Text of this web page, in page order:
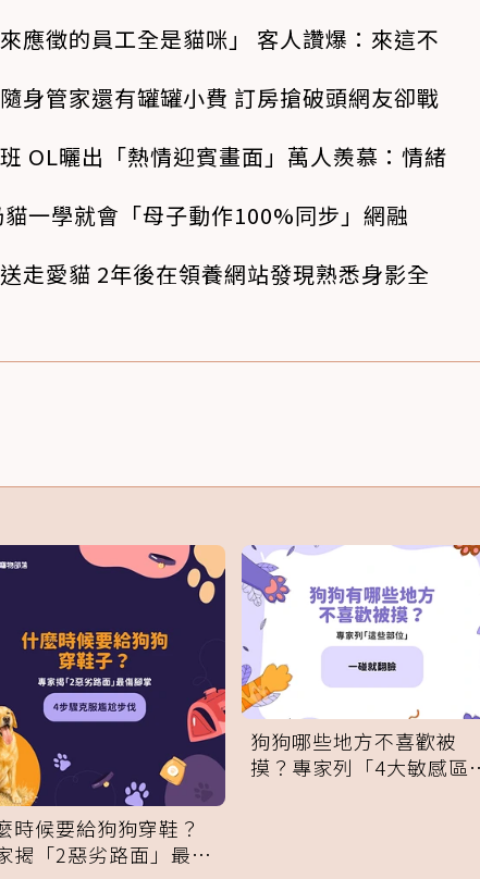
應徵的員工全是貓咪」 客人讚爆：來這不
身管家還有罐罐小費 訂房搶破頭網友卻戰
OL曬出「熱情迎賓畫面」萬人羨慕：情緒
一學就會「母子動作100%同步」網融
走愛貓 2年後在領養網站發現熟悉身影全
時候要給狗狗穿鞋？
揭「2惡劣路面」最傷
狗狗哪些地方不喜歡被
摸？專家列「4大敏感區